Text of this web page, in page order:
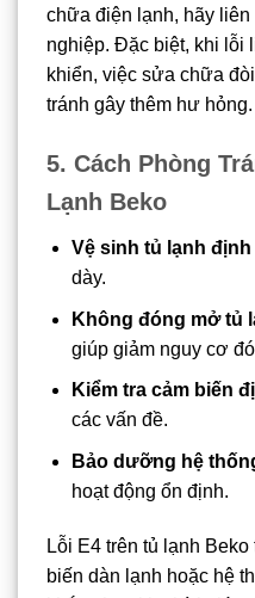
chữa điện lạnh, hãy liên
nghiệp. Đặc biệt, khi lỗi
khiển, việc sửa chữa
tránh gây thêm hư hỏng.
5. Cách Phòng
Lạnh Beko
Vệ sinh tủ lạnh định
dày.
Không đóng mở tủ
giúp giảm nguy cơ
Kiểm tra cảm biến
các vấn đề.
Bảo dưỡng hệ
hoạt động ổn định.
Lỗi E4 trên tủ lạnh
biến dàn lạnh hoặc hệ